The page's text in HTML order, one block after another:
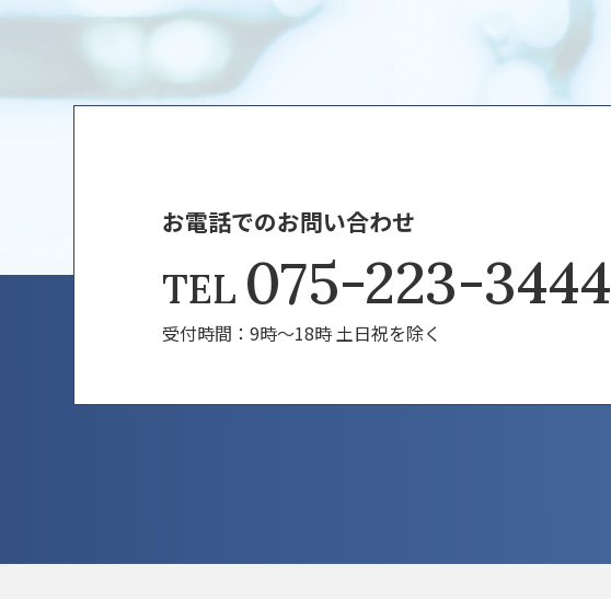
お電話でのお問い合わせ
TEL 075-223-3444
受付時間：9時～18時 土日祝を除く